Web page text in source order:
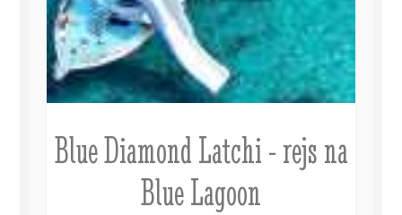
Blue Diamond Latchi - rejs na
Blue Lagoon